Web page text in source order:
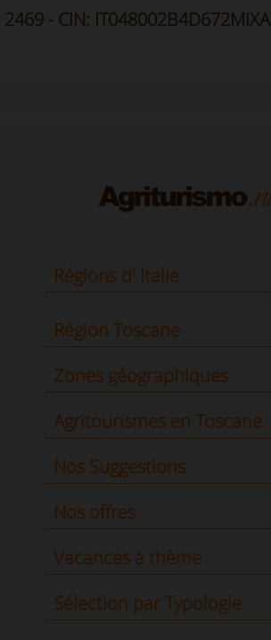
2469 - CIN: IT048002B4D672MIXA
Régions d' Italie
Région Toscane
Zones géographiques
Agritourismes en Toscane
Nos Suggestions
Nos offres
Vacances à thème
Sélection par Typologie